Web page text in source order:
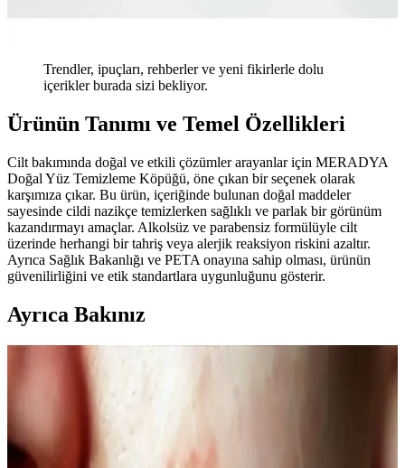
Trendler, ipuçları, rehberler ve yeni fikirlerle dolu
içerikler burada sizi bekliyor.
Ürünün Tanımı ve Temel Özellikleri
Cilt bakımında doğal ve etkili çözümler arayanlar için MERADYA
Doğal Yüz Temizleme Köpüğü, öne çıkan bir seçenek olarak
karşımıza çıkar. Bu ürün, içeriğinde bulunan doğal maddeler
sayesinde cildi nazikçe temizlerken sağlıklı ve parlak bir görünüm
kazandırmayı amaçlar. Alkolsüz ve parabensiz formülüyle cilt
üzerinde herhangi bir tahriş veya alerjik reaksiyon riskini azaltır.
Ayrıca Sağlık Bakanlığı ve PETA onayına sahip olması, ürünün
güvenilirliğini ve etik standartlara uygunluğunu gösterir.
Ayrıca Bakınız
Kahve Siyah ve Yarı Kalıcı Saç Renkleri: Doğal ve
Güncel Bir Tercih Rehberi
kolaylığı sunar. Bu rehberde renk özellikleri, uygulama ve bakım
ipuçlarıyla saçınıza şıklık katın.